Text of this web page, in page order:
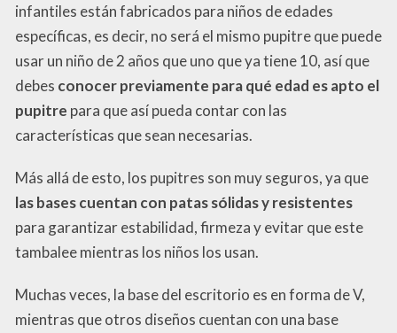
infantiles están fabricados para niños de edades
específicas, es decir, no será el mismo pupitre que puede
usar un niño de 2 años que uno que ya tiene 10, así que
debes conocer previamente para qué edad es apto el
pupitre para que así pueda contar con las
características que sean necesarias.
Más allá de esto, los pupitres son muy seguros, ya que
las bases cuentan con patas sólidas y resistentes
para garantizar estabilidad, firmeza y evitar que este
tambalee mientras los niños los usan.
Muchas veces, la base del escritorio es en forma de V,
mientras que otros diseños cuentan con una base